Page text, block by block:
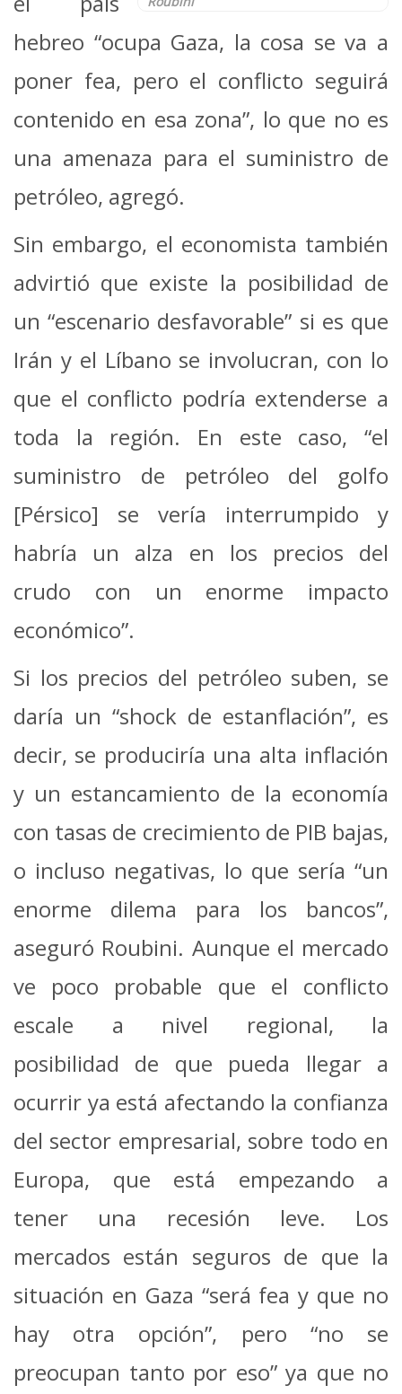
hebreo “ocupa Gaza, la cosa se va a
poner fea, pero el conflicto seguirá
contenido en esa zona”, lo que no es
una amenaza para el suministro de
petróleo, agregó.
Sin embargo, el economista también
advirtió que existe la posibilidad de
un “escenario desfavorable” si es que
Irán y el Líbano se involucran, con lo
que el conflicto podría extenderse a
toda la región. En este caso, “el
suministro de petróleo del golfo
[Pérsico] se vería interrumpido y
habría un alza en los precios del
crudo con un enorme impacto
económico”.
Si los precios del petróleo suben, se
daría un “shock de estanflación”, es
decir, se produciría una alta inflación
y un estancamiento de la economía
con tasas de crecimiento de PIB bajas,
o incluso negativas, lo que sería “un
enorme dilema para los bancos”,
aseguró Roubini. Aunque el mercado
ve poco probable que el conflicto
escale a nivel regional, la
posibilidad de que pueda llegar a
ocurrir ya está afectando la confianza
del sector empresarial, sobre todo en
Europa, que está empezando a
tener una recesión leve. Los
mercados están seguros de que la
situación en Gaza “será fea y que no
hay otra opción”, pero “no se
preocupan tanto por eso” ya que no